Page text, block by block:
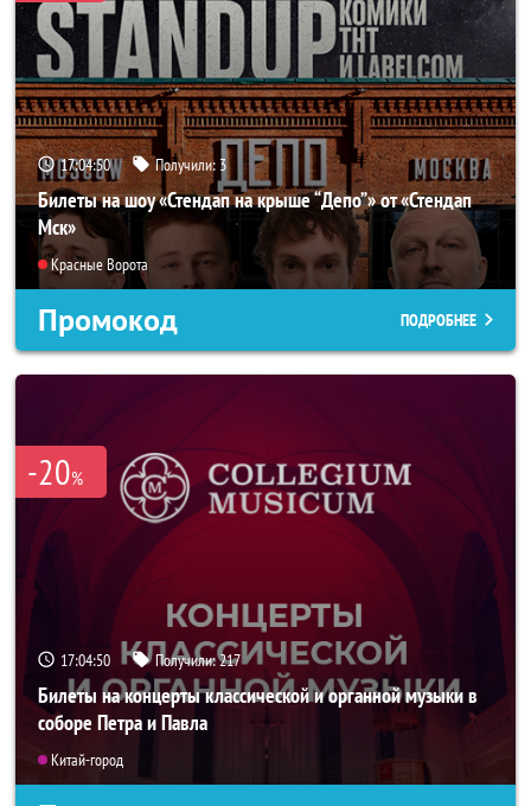
17:04:49 Получили: 3
Билеты на шоу «Стендап на крыше “Депо”» от «Стендап
Мск»
Красные Ворота
Промокод ПОДРОБНЕЕ
-20%
17:04:49 Получили:217
Билеты на концерты классической и органной музыки в
соборе Петра и Павла
Китай-город